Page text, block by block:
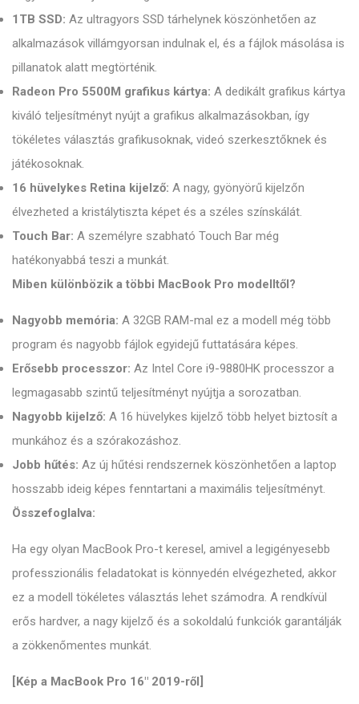
1TB SSD: Az ultragyors SSD tárhelynek köszönhetően az
alkalmazások villámgyorsan indulnak el, és a fájlok másolása is
pillanatok alatt megtörténik.
Radeon Pro 5500M grafikus kártya: A dedikált grafikus kártya
kiváló teljesítményt nyújt a grafikus alkalmazásokban, így
tökéletes választás grafikusoknak, videó szerkesztőknek és
játékosoknak.
16 hüvelykes Retina kijelző: A nagy, gyönyörű kijelzőn
élvezheted a kristálytiszta képet és a széles színskálát.
Touch Bar: A személyre szabható Touch Bar még
hatékonyabbá teszi a munkát.
Miben különbözik a többi MacBook Pro modelltől?
Nagyobb memória: A 32GB RAM-mal ez a modell még több
program és nagyobb fájlok egyidejű futtatására képes.
Erősebb processzor: Az Intel Core i9-9880HK processzor a
legmagasabb szintű teljesítményt nyújtja a sorozatban.
Nagyobb kijelző: A 16 hüvelykes kijelző több helyet biztosít a
munkához és a szórakozáshoz.
Jobb hűtés: Az új hűtési rendszernek köszönhetően a laptop
hosszabb ideig képes fenntartani a maximális teljesítményt.
Összefoglalva:
Ha egy olyan MacBook Pro-t keresel, amivel a legigényesebb
professzionális feladatokat is könnyedén elvégezheted, akkor
ez a modell tökéletes választás lehet számodra. A rendkívül
erős hardver, a nagy kijelző és a sokoldalú funkciók garantálják
a zökkenőmentes munkát.
[Kép a MacBook Pro 16" 2019-ről]